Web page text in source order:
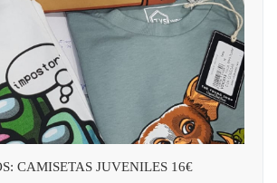
CAMISETAS JUVENILES 16€